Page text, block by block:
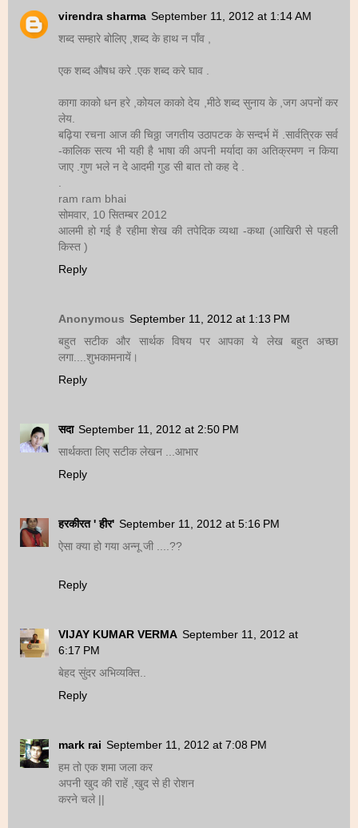
virendra sharma September 11, 2012 at 1:14 AM
शब्द सम्हारे बोलिए ,शब्द के हाथ न पाँव ,
एक शब्द औषध करे .एक शब्द करे घाव .
कागा काको धन हरे ,कोयल काको देय ,मीठे शब्द सुनाय के ,जग अपनों कर
लेय.
बढ़िया रचना आज की चिठ्ठा जगतीय उठापटक के सन्दर्भ में .सार्वत्रिक सर्व
-कालिक सत्य भी यही है भाषा की अपनी मर्यादा का अतिक्रमण न किया
जाए .गुण भले न दे आदमी गुड सी बात तो कह दे .
.
ram ram bhai
सोमवार, 10 सितम्बर 2012
आलमी हो गई है रहीमा शेख की तपेदिक व्यथा -कथा (आखिरी से पहली
किस्त )
Reply
Anonymous September 11, 2012 at 1:13 PM
बहुत सटीक और सार्थक विषय पर आपका ये लेख बहुत अच्छा
लगा....शुभकामनायें।
Reply
सदा September 11, 2012 at 2:50 PM
सार्थकता लिए सटीक लेखन ...आभार
Reply
हरकीरत ' हीर' September 11, 2012 at 5:16 PM
ऐसा क्या हो गया अन्नू जी ....??
Reply
VIJAY KUMAR VERMA September 11, 2012 at
6:17 PM
बेहद सुंदर अभिव्यक्ति..
Reply
mark rai September 11, 2012 at 7:08 PM
हम तो एक शमा जला कर
अपनी खुद की राहें ,खुद से ही रोशन
करने चले ||